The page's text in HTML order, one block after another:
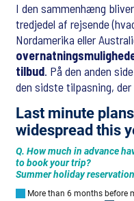
I den sammenhæng
tredjedel af rejsende
Nordamerika eller
tilbud. På den anden
den sidste tilpasning, der